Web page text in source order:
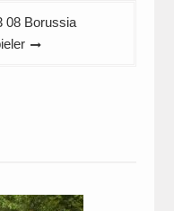
08 Borussia